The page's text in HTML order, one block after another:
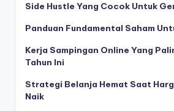
Side Hustle Yang Cocok Untuk
Panduan Fundamental Saham
Kerja Sampingan Online Yang
Tahun Ini
Strategi Belanja Hemat Saat
Naik